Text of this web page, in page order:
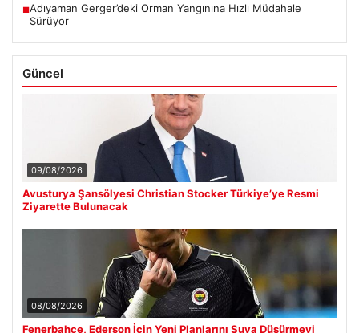
■Adıyaman Gerger’deki Orman Yangınına Hızlı Müdahale
Sürüyor
Güncel
09/08/2026
Avusturya Şansölyesi Christian Stocker Türkiye’ye Resmi
Ziyarette Bulunacak
08/08/2026
Fenerbahçe, Ederson İçin Yeni Planlarını Suya Düşürmeyi